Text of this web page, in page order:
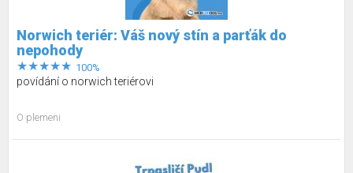
Norwich teriér: Váš nový stín a parťák do
nepohody
100%
povídání o norwich teriérovi
O plemeni